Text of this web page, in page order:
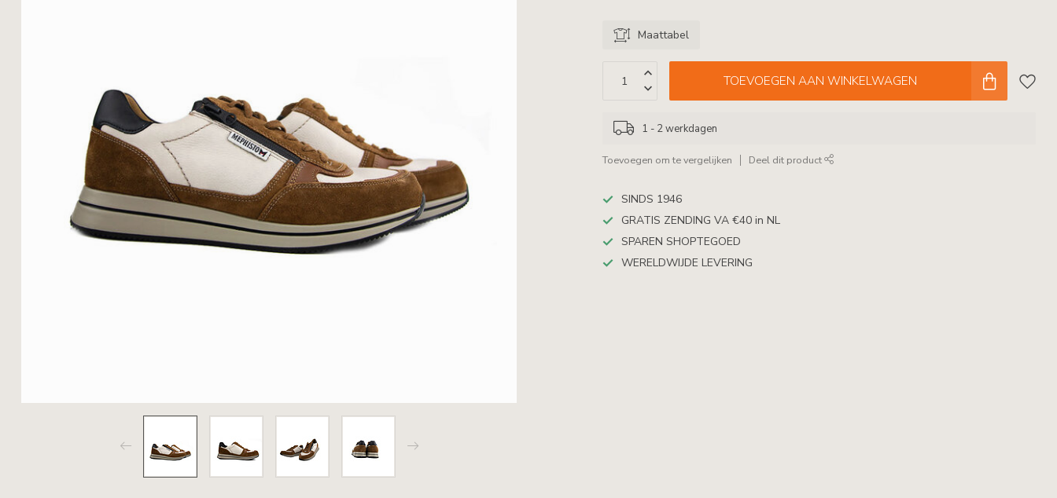
Maattabel
TOEVOEGEN AAN WINKELWAGEN
1 - 2 werkdagen
Toevoegen om te vergelijken Deel dit product
SINDS 1946
GRATIS ZENDING VA €40 in NL
SPAREN SHOPTEGOED
WERELDWIJDE LEVERING